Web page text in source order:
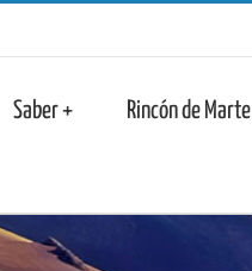
Saber + Rincón de Marte